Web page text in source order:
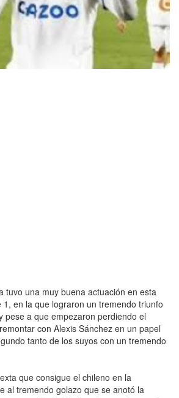
tuvo una muy buena actuación en esta
en la que lograron un tremendo triunfo
pese a que empezaron perdiendo el
con Alexis Sánchez en un papel
tanto de los suyos con un tremendo
que consigue el chileno en la
al tremendo golazo que se anotó la